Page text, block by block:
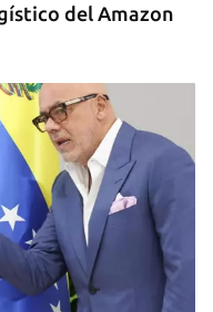
del Amazon